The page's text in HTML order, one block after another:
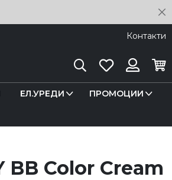
Контакти
ТърсенеЛюбими
ЕЛ.УРЕДИ ПРОМОЦИИ
BB Color Cream